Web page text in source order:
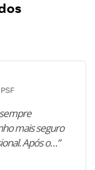
sempre
mais seguro
Após o…”